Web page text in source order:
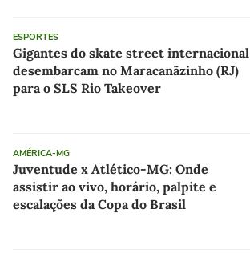
ESPORTES
Gigantes do skate street internacional
desembarcam no Maracanãzinho (RJ)
para o SLS Rio Takeover
AMÉRICA-MG
Juventude x Atlético-MG: Onde
assistir ao vivo, horário, palpite e
escalações da Copa do Brasil